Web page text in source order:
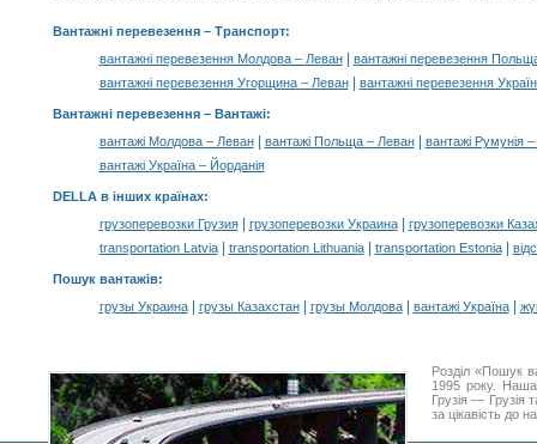
Вантажні перевезення– Транспорт:
вантажні перевезення Молдова – Леван|
вантажні перевезення
вантажні перевезення Угорщина – Леван| вантажні перевезення
Вантажні перевезення – Вантажі:
вантажі Молдова – Леван| вантажі Польща – Леван|
вантажі Румунія
вантажі Україна – Йорданія
DELLA в інших країнах:
грузоперевозки Грузия| грузоперевозки Украина|
грузоперевозки
transportation Latvia| transportation Lithuania| transportation Estonia|
Пошук вантажів:
грузы Украина| грузы Казахстан| грузы Молдова| вантажі Україна|
Розділ «Пошук
1995 року. Наша
Грузія — Грузія
за цікавість до